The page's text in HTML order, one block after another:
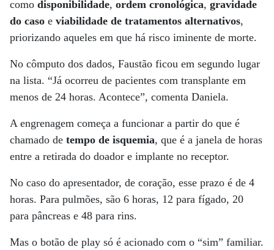
como disponibilidade, ordem cronológica, gravidade
do caso e viabilidade de tratamentos alternativos,
priorizando aqueles em que há risco iminente de morte.
No cômputo dos dados, Faustão ficou em segundo lugar
na lista. “Já ocorreu de pacientes com transplante em
menos de 24 horas. Acontece”, comenta Daniela.
A engrenagem começa a funcionar a partir do que é
chamado de tempo de isquemia, que é a janela de horas
entre a retirada do doador e implante no receptor.
No caso do apresentador, de coração, esse prazo é de 4
horas. Para pulmões, são 6 horas, 12 para fígado, 20
para pâncreas e 48 para rins.
Mas o botão de play só é acionado com o “sim” familiar.